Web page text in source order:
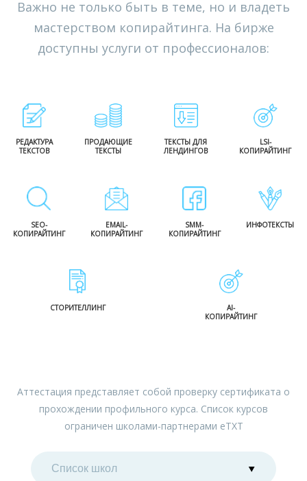
Важно не только быть в теме, но и владеть
мастерством копирайтинга. На бирже
доступны услуги от профессионалов:
РЕДАКТУРА
ТЕКСТОВ
ПРОДАЮЩИЕ
ТЕКСТЫ
ТЕКСТЫ ДЛЯ
ЛЕНДИНГОВ
LSI-
КОПИРАЙТИНГ
SEO-
КОПИРАЙТИНГ
EMAIL-
КОПИРАЙТИНГ
SMM-
КОПИРАЙТИНГ
ИНФОТЕКСТЫ
СТОРИТЕЛЛИНГ
AI-
КОПИРАЙТИНГ
Аттестация представляет собой проверку сертификата о
прохождении профильного курса. Список курсов
ограничен школами-партнерами еТХТ